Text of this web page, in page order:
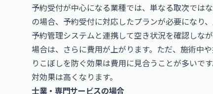
予約受付が中心になる業種では、単なる取次では
の場合、予約受付に対応したプランが必要になり
予約管理システムと連携して空き状況を確認しな
場合は、さらに費用が上がります。ただ、施術中
りこぼしを防ぐ効果は費用に見合うことが多いで
対効果は高くなります。
士業・専門サービスの場合